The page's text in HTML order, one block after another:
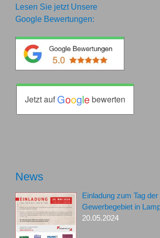
Lesen Sie jetzt Unsere
Google Bewertungen:
Jetzt auf Googlebewerten
News
Einladung zum Tag
Gewerbegebiet in
20.05.2024